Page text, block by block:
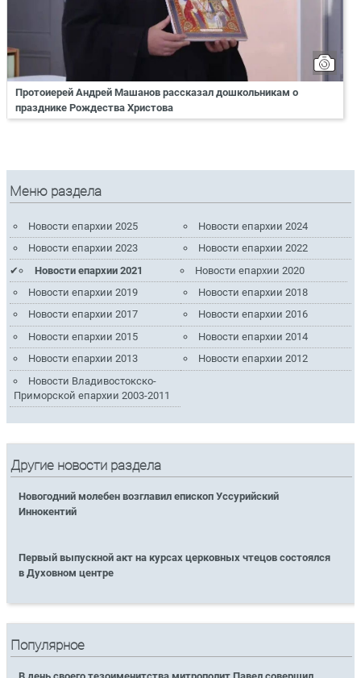
Протоиерей Андрей Машанов рассказал дошкольникам о
празднике Рождества Христова
Меню раздела
Новости епархии 2025
Новости епархии 2024
Новости епархии 2023
Новости епархии 2022
Новости епархии 2021
Новости епархии 2020
Новости епархии 2019
Новости епархии 2018
Новости епархии 2017
Новости епархии 2016
Новости епархии 2015
Новости епархии 2014
Новости епархии 2013
Новости епархии 2012
Новости Владивостокско-
Приморской епархии 2003-2011
Другие новости раздела
Новогодний молебен возглавил епископ Уссурийский
Иннокентий
Первый выпускной акт на курсах церковных чтецов состоялся
в Духовном центре
Популярное